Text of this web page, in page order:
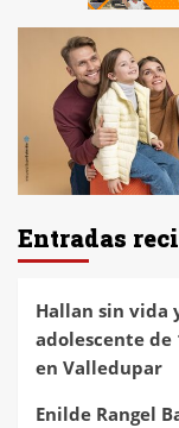
Entradas
Hallan sin vida
adolescente de
en Valledupar
Enilde Rangel